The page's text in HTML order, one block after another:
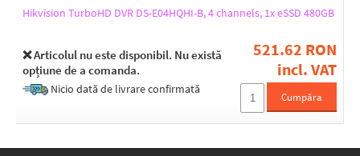
Hikvision TurboHD DVR DS-E04HQHI-B, 4 channels, 1x eSSD 480GB
❌ Articolul nu este disponibil. Nu există
opțiune de a comanda.
Nicio dată de livrare confirmată
521.62 RON
incl. VAT
Cumpăra